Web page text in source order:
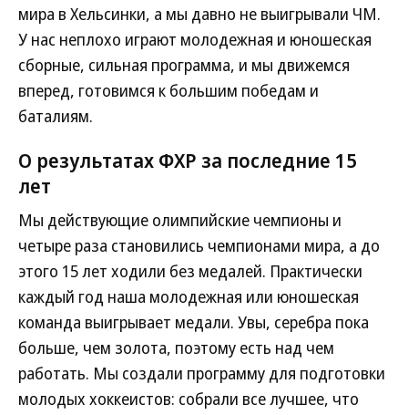
мира в Хельсинки, а мы давно не выигрывали ЧМ.
У нас неплохо играют молодежная и юношеская
сборные, сильная программа, и мы движемся
вперед, готовимся к большим победам и
баталиям.
О результатах ФХР за последние 15
лет
Мы действующие олимпийские чемпионы и
четыре раза становились чемпионами мира, а до
этого 15 лет ходили без медалей. Практически
каждый год наша молодежная или юношеская
команда выигрывает медали. Увы, серебра пока
больше, чем золота, поэтому есть над чем
работать. Мы создали программу для подготовки
молодых хоккеистов: собрали все лучшее, что